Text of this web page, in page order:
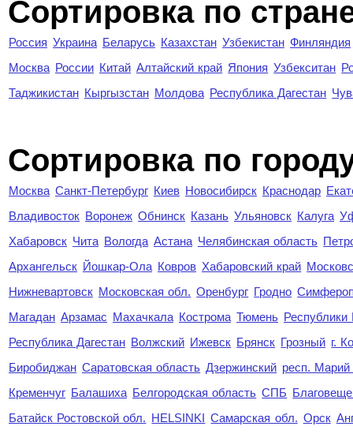
Сортировка по
Россия Украина Беларусь Казахстан Узбекистан Финляндия
Москва России Китай Алтайский край Япония Узбекситан
Таджикистан Кыргызстан Молдова Республика Дагестан
Cортировка по
Москва Санкт-Петербург Киев Новосибирск Краснодар
Владивосток Воронеж Обнинск Казань Ульяновск Калуга
Хабаровск Чита Вологда Астана Челябинская область
Архангельск Йошкар-Ола Ковров Хабаровский край
Нижневартовск Московская обл. Оренбург Гродно
Магадан Арзамас Махачкала Кострома Тюмень Республики
Республика Дагестан Волжский Ижевск Брянск Грозный г.
Биробиджан Саратовская область Дзержинский респ.
Кременчуг Балашиха Белгородская область СПБ
Батайск Ростовской обл. HELSINKI Самарская обл. Орск